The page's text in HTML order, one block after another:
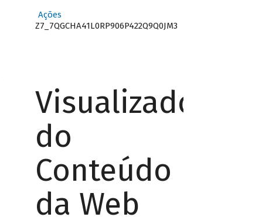
Ações
Z7_7QGCHA41L0RP906P422Q9Q0JM3
Visualizador
do
Conteúdo
da Web